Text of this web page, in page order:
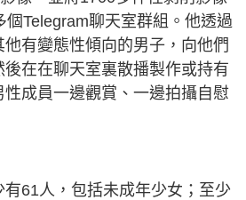
Telegram聊天室群組。他透過
有變態性傾向的男子，向他們
在在聊天室裏散播製作或持有
成員一邊觀賞、一邊拍攝自慰
61人，包括未成年少女；至少